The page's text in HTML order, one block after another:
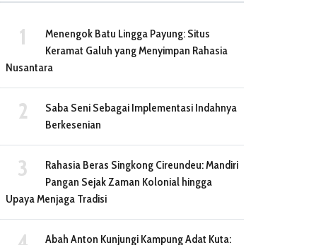
Menengok Batu Lingga Payung: Situs
Keramat Galuh yang Menyimpan Rahasia
Nusantara
Saba Seni Sebagai Implementasi Indahnya
Berkesenian
Rahasia Beras Singkong Cireundeu: Mandiri
Pangan Sejak Zaman Kolonial hingga
Upaya Menjaga Tradisi
Abah Anton Kunjungi Kampung Adat Kuta: